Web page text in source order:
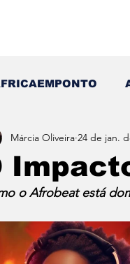
do Tempo - (Blog)
Márcia Oliveira 24 de jan.
o Afrobeat está